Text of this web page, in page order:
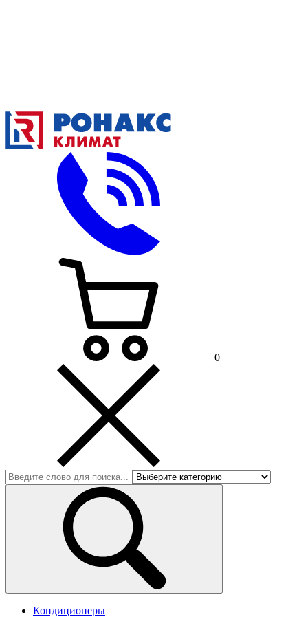
0
Кондиционеры